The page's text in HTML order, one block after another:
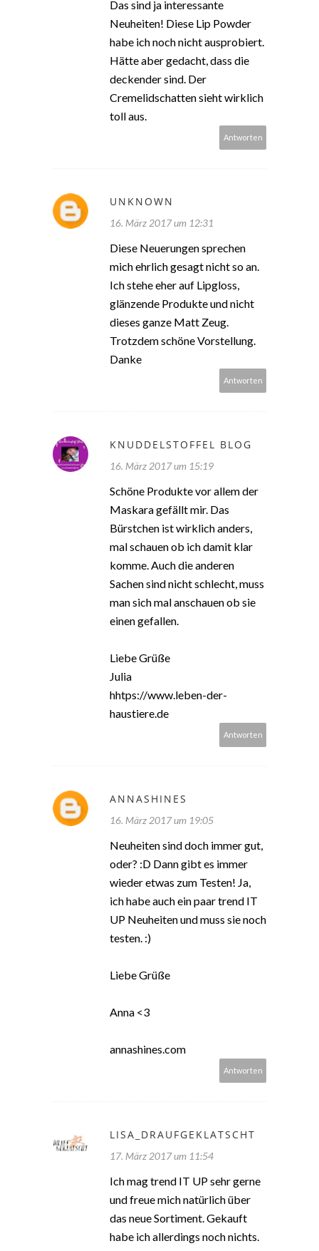
Das sind ja interessante
Neuheiten! Diese Lip Powder
habe ich noch nicht ausprobiert.
Hätte aber gedacht, dass die
deckender sind. Der
Cremelidschatten sieht wirklich
toll aus.
Antworten
UNKNOWN
16. März 2017 um 12:31
Diese Neuerungen sprechen
mich ehrlich gesagt nicht so an.
Ich stehe eher auf Lipgloss,
glänzende Produkte und nicht
dieses ganze Matt Zeug.
Trotzdem schöne Vorstellung.
Danke
Antworten
KNUDDELSTOFFEL BLOG
16. März 2017 um 15:19
Schöne Produkte vor allem der
Maskara gefällt mir. Das
Bürstchen ist wirklich anders,
mal schauen ob ich damit klar
komme. Auch die anderen
Sachen sind nicht schlecht, muss
man sich mal anschauen ob sie
einen gefallen.
Liebe Grüße
Julia
hhtps://www.leben-der-
haustiere.de
Antworten
ANNASHINES
16. März 2017 um 19:05
Neuheiten sind doch immer gut,
oder? :D Dann gibt es immer
wieder etwas zum Testen! Ja,
ich habe auch ein paar trend IT
UP Neuheiten und muss sie noch
testen. :)
Liebe Grüße
Anna <3
annashines.com
Antworten
LISA_DRAUFGEKLATSCHT
17. März 2017 um 11:54
Ich mag trend IT UP sehr gerne
und freue mich natürlich über
das neue Sortiment. Gekauft
habe ich allerdings noch nichts.